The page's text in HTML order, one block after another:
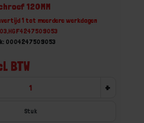
120MM
1 tot meerdere werkdagen
0004247509053
BTW
+
Stuk